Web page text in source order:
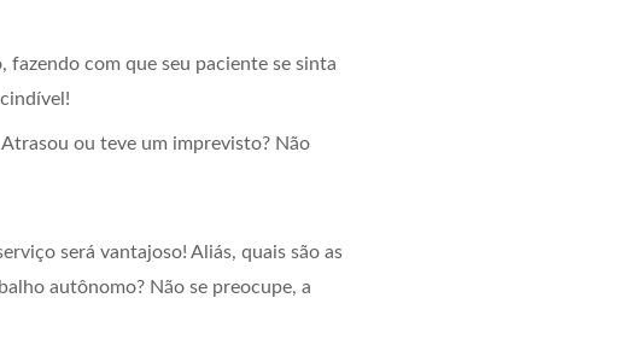
com que seu paciente se sinta
ou teve um imprevisto? Não
será vantajoso! Aliás, quais são as
autônomo? Não se preocupe, a